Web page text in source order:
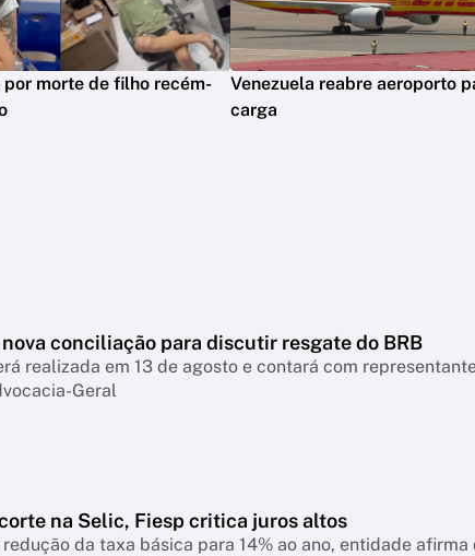
por morte de filho recém-
Venezuela reabre aeroporto
carga
conciliação para discutir resgate do BRB
realizada em 13 de agosto e contará com
Geral
na Selic, Fiesp critica juros altos
da taxa básica para 14% ao ano, entidade